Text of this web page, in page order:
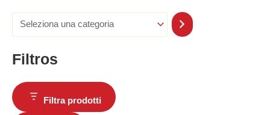
Filtros
Filtra prodotti